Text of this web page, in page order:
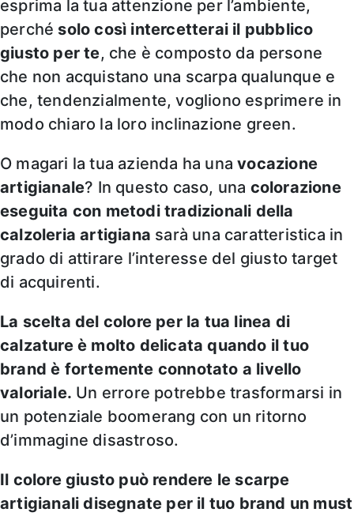
esprima la tua attenzione per l’ambiente,
perché solo così intercetterai il pubblico
giusto per te, che è composto da persone
che non acquistano una scarpa qualunque e
che, tendenzialmente, vogliono esprimere in
modo chiaro la loro inclinazione green.
O magari la tua azienda ha unavocazione
artigianale? In questo caso, una colorazione
eseguita con metodi tradizionali della
calzoleria artigiana sarà una caratteristica in
grado di attirare l’interesse del giusto target
di acquirenti.
La scelta del colore per la tua linea di
calzature è molto delicata quando il tuo
brand è fortemente connotato a livello
valoriale. Un errore potrebbe trasformarsi in
un potenziale boomerang con un ritorno
d’immagine disastroso.
Il colore giusto può rendere le scarpe
artigianali disegnate per il tuo brand un must